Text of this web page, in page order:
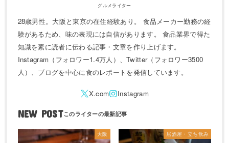
グルメライター
28歳男性。大阪と東京の在住経験あり。 食品メーカー勤務の経
験があるため、味の表現には自信があります。 食品業界で得た
知識を素に読者に伝わる記事・文章を作り上げます。
Instagram（フォロワー1.4万人）、Twitter（フォロワー3500
人）、ブログを中心に食のレポートを発信しています。
NEW POST
大阪 居酒屋・立ち飲み